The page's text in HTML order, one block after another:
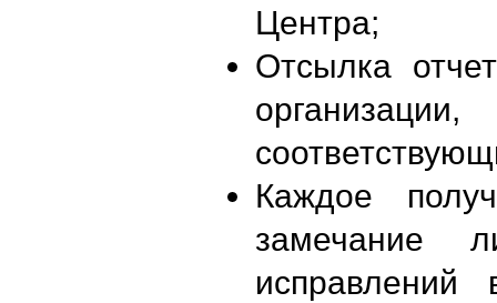
Центра;
Отсылка
Каждое
замечание
исправлений